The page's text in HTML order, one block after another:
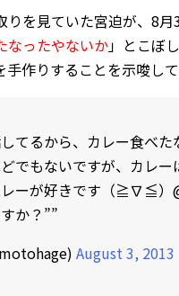
りを見ていた宮迫が、8
なったやないか」とこぼ
手作りすることを示唆して
てるから、カレー食べた
でもないですが、カレ
レーが好きです（≧∇≦）
か？””
August 3, 2013